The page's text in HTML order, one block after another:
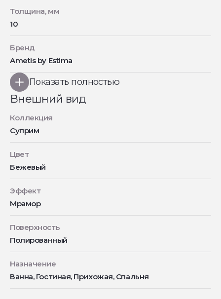
Толщина, мм
10
Бренд
Ametis by Estima
Показать полностью
Внешний вид
Коллекция
Суприм
Цвет
Бежевый
Эффект
Мрамор
Поверхность
Полированный
Назначение
Ванна, Гостиная, Прихожая, Спальня